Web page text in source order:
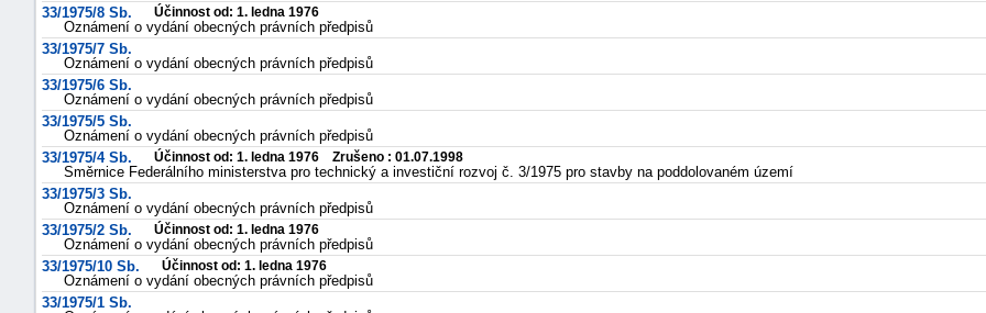
33/1975/8 Sb.
Účinnost od: 1. ledna 1976
Oznámení o vydání obecných právních předpisů
33/1975/7 Sb.
Oznámení o vydání obecných právních předpisů
33/1975/6 Sb.
Oznámení o vydání obecných právních předpisů
33/1975/5 Sb.
Oznámení o vydání obecných právních předpisů
33/1975/4 Sb.
Účinnost od: 1. ledna 1976 Zrušeno : 01.07.1998
Směrnice Federálního ministerstva pro technický a investiční rozvoj č. 3/1975 pro stavby na poddolovaném území
33/1975/3 Sb.
Oznámení o vydání obecných právních předpisů
33/1975/2 Sb.
Účinnost od: 1. ledna 1976
Oznámení o vydání obecných právních předpisů
33/1975/10 Sb.
Účinnost od: 1. ledna 1976
Oznámení o vydání obecných právních předpisů
33/1975/1 Sb.